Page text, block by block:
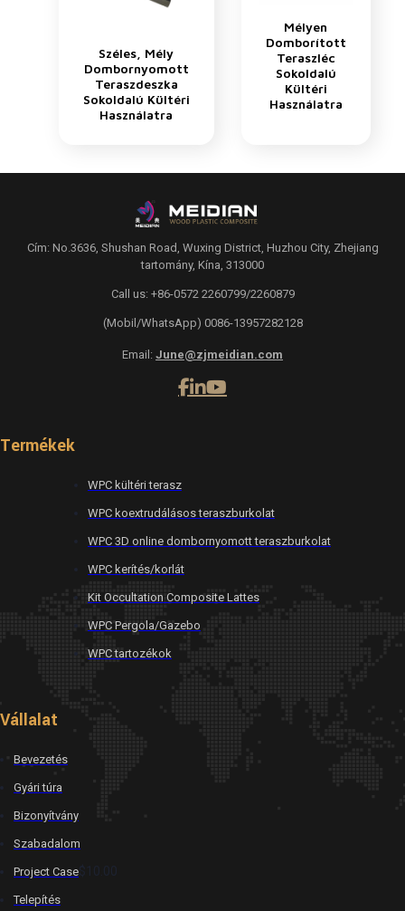
Széles, Mély
Dombornyomott
Teraszdeszka
Sokoldalú Kültéri
Használatra
Mélyen
Domborított
Teraszléc
Sokoldalú
Kültéri
Használatra
Cím: No.3636, Shushan Road, Wuxing District, Huzhou City, Zhejiang
tartomány, Kína, 313000
Call us: +86-0572 2260799/2260879
(Mobil/WhatsApp) 0086-13957282128
Email: June@zjmeidian.com
Termékek
WPC kültéri terasz
WPC koextrudálásos teraszburkolat
WPC 3D online dombornyomott teraszburkolat
WPC kerítés/korlát
Kit Occultation Composite Lattes
WPC Pergola/Gazebo
WPC tartozékok
Vállalat
Bevezetés
Gyári túra
Bizonyítvány
Szabadalom
Project Case$10.00
Telepítés